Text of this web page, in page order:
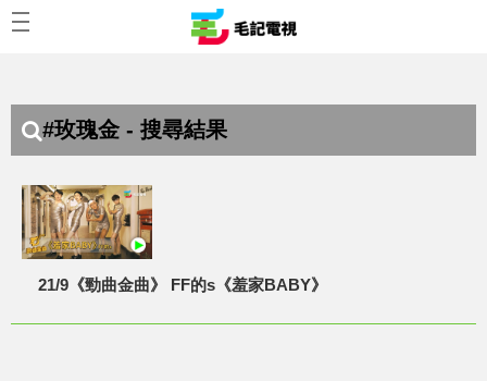
#玫瑰金 - 搜尋結果
21/9《勁曲金曲》 FF的s《羞家BABY》